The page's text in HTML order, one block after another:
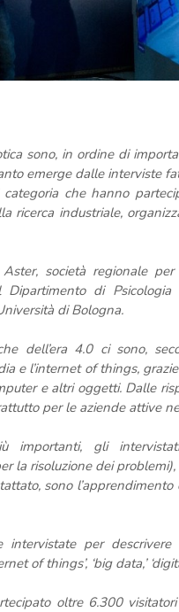
sono, in ordine di
emerge dalle interviste
che hanno
ricerca industriale,
società regionale per
di
di Bologna.
dell’era 4.0 ci sono,
e l’internet of things,
e altri oggetti. Dalle
per le aziende attive
importanti, gli
la risoluzione dei
sono
per descrivere
of things’, ‘big data,’
oltre 6.300